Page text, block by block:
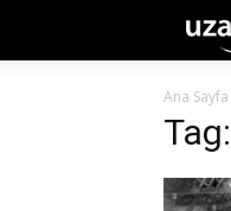
Ana Sayfa